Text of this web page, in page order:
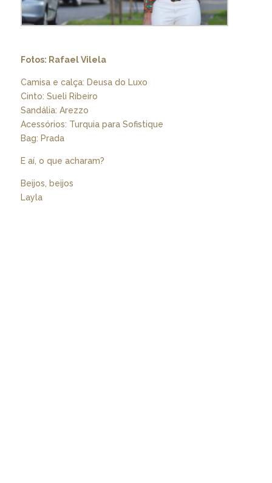
Fotos: Rafael Vilela
Camisa e calça: Deusa do Luxo
Cinto: Sueli Ribeiro
Sandália: Arezzo
Acessórios: Turquia para Sofistique
Bag: Prada
E aí, o que acharam?
Beijos, beijos
Layla